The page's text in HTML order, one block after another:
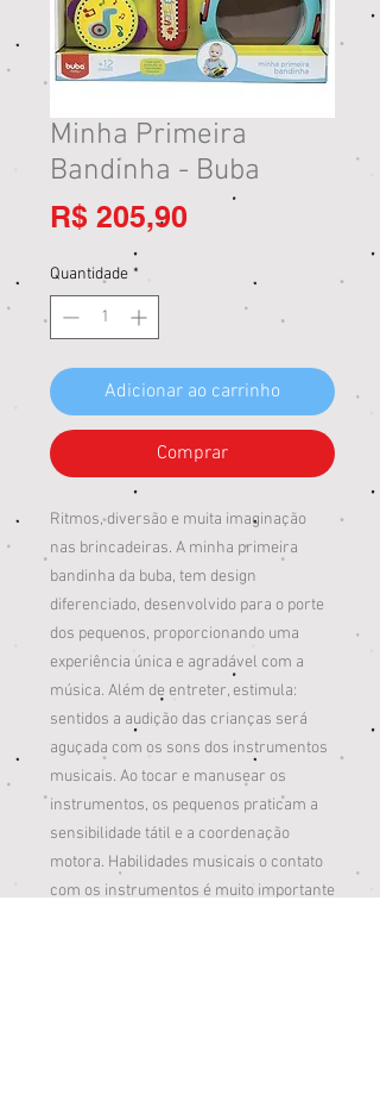
Minha Primeira
Bandinha - Buba
R$ 205,90
Quantidade *
Adicionar ao carrinho
Comprar
Ritmos, diversão e muita imaginação
nas brincadeiras. A minha primeira
bandinha da buba, tem design
diferenciado, desenvolvido para o porte
dos pequenos, proporcionando uma
experiência única e agradável com a
música. Além de entreter, estimula:
sentidos a audição das crianças será
aguçada com os sons dos instrumentos
musicais. Ao tocar e manusear os
instrumentos, os pequenos praticam a
sensibilidade tátil e a coordenação
motora. Habilidades musicais o contato
com os instrumentos é muito importante